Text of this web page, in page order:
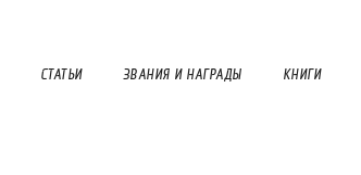
СТАТЬИ ЗВАНИЯ И НАГРАДЫ КНИГИ